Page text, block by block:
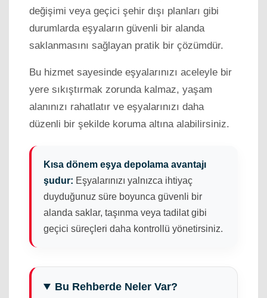
değişimi veya geçici şehir dışı planları gibi
durumlarda eşyaların güvenli bir alanda
saklanmasını sağlayan pratik bir çözümdür.
Bu hizmet sayesinde eşyalarınızı aceleyle bir
yere sıkıştırmak zorunda kalmaz, yaşam
alanınızı rahatlatır ve eşyalarınızı daha
düzenli bir şekilde koruma altına alabilirsiniz.
Kısa dönem eşya depolama avantajı
şudur: Eşyalarınızı yalnızca ihtiyaç
duyduğunuz süre boyunca güvenli bir
alanda saklar, taşınma veya tadilat gibi
geçici süreçleri daha kontrollü yönetirsiniz.
Bu Rehberde Neler Var?